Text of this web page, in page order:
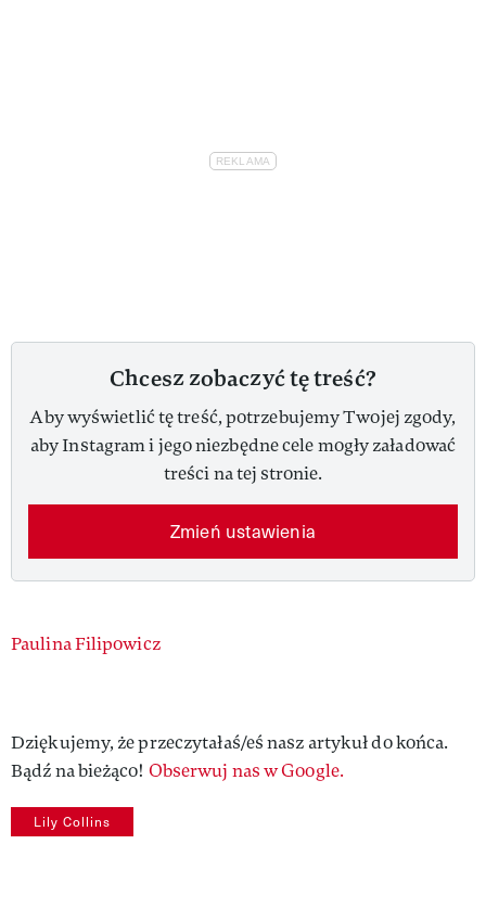
Chcesz zobaczyć tę treść?
Aby wyświetlić tę treść, potrzebujemy Twojej zgody,
aby Instagram i jego niezbędne cele mogły załadować
treści na tej stronie.
Zmień ustawienia
Authors
Paulina Filipowicz
Dziękujemy, że przeczytałaś/eś nasz artykuł do końca.
Bądź na bieżąco! Obserwuj nas w Google.
Lily Collins